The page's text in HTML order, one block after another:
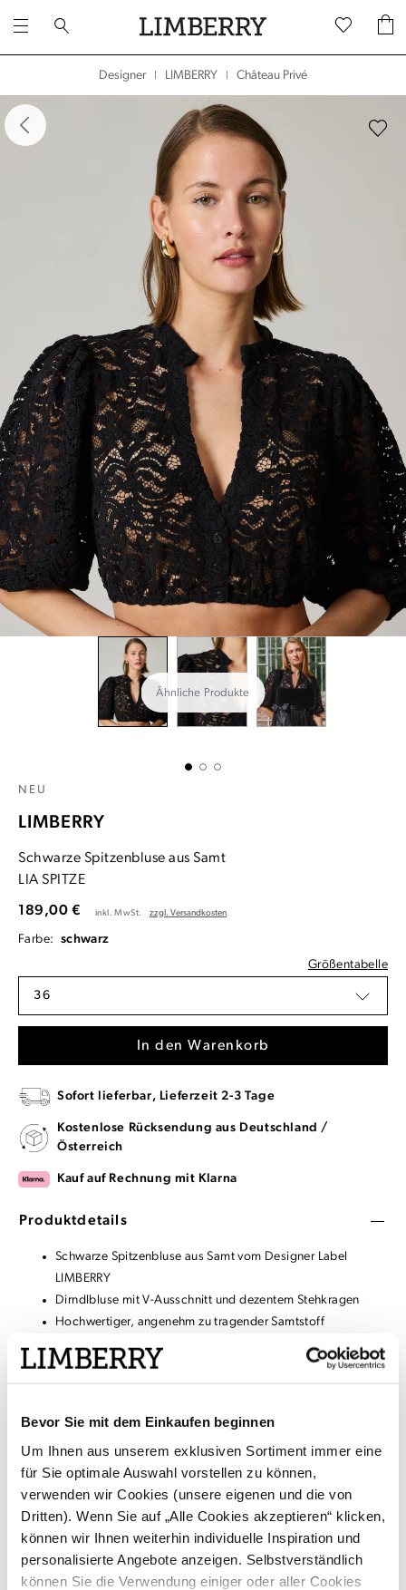
Bevor Sie mit dem Einkaufen beginnen
Um Ihnen aus unserem exklusiven Sortiment immer eine
für Sie optimale Auswahl vorstellen zu können,
verwenden wir Cookies (unsere eigenen und die von
Dritten). Wenn Sie auf „Alle Cookies akzeptieren“ klicken,
können wir Ihnen weiterhin individuelle Inspiration und
personalisierte Angebote anzeigen. Selbstverständlich
können Sie die Verwendung einiger oder aller Cookies
Designer LIMBERRY Château Privé
überspringen
Ähnliche Produkte
NEU
LIMBERRY
Schwarze Spitzenbluse aus Samt
LIA SPITZE
189,00 € inkl. MwSt. zzgl. Versandkosten
Farbe: schwarz
Größentabelle
36
In den Warenkorb
Sofort lieferbar, Lieferzeit 2-3 Tage
Kostenlose Rücksendung aus Deutschland /
Österreich
Kauf auf Rechnung mit Klarna
Produktdetails
Schwarze Spitzenbluse aus Samt vom Designer Label
LIMBERRY
Dirndlbluse mit V-Ausschnitt und dezentem Stehkragen
Hochwertiger, angenehm zu tragender Samtstoff
Knopfleiste vorne
Halblange Ärmel mit leichtem Puff und elastischem
Gummisaum
Material & Pflege
Versand & Rückgabe
DAS PASST DAZU